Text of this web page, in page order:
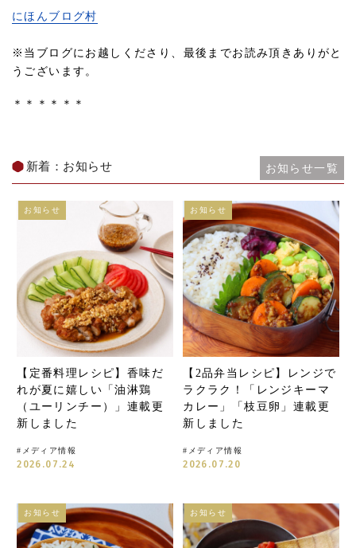
にほんブログ村
※当ブログにお越しくださり、最後までお読み頂きありがと
うございます。
＊＊＊＊＊＊
新着：お知らせ お知らせ一覧
【定番料理レシピ】香味だ
れが夏に嬉しい「油淋鶏
（ユーリンチー）」連載更
新しました
# メディア情報
2026.07.24
お知らせ
【2品弁当レシピ】レンジで
ラクラク！「レンジキーマ
カレー」「枝豆卵」連載更
新しました
# メディア情報
2026.07.20
お知らせ
お知らせ お知らせ